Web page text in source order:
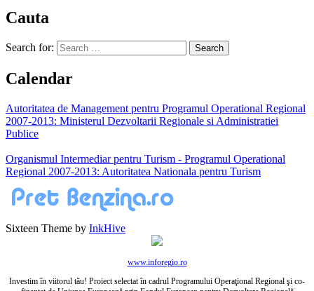
Cauta
Search for:
Calendar
Autoritatea de Management pentru Programul Operational Regional
2007-2013: Ministerul Dezvoltarii Regionale si Administratiei
Publice
Organismul Intermediar pentru Turism - Programul Operational
Regional 2007-2013: Autoritatea Nationala pentru Turism
Sixteen Theme by InkHive
www.inforegio.ro
Investim în viitorul tău! Proiect selectat în cadrul Programului Operaţional Regional şi co-